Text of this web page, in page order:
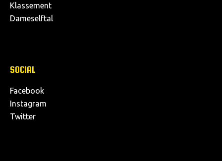
Klassement
Dameselftal
SOCIAL
Facebook
Instagram
Twitter